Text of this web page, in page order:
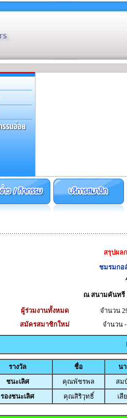
สรุปผล
ชมรมกอ
ณ สนามคันทรี
ผู้ร่วมงานทั้งหมด
จำนวน
สมัครสมาชิกใหม่
จำนวน
รางวัล ชื่อ
น
ชนะเลิศ
คุณพัชรพล
สม
รองชนะเลิศ
คุณสิริวุทธิ์ เสี